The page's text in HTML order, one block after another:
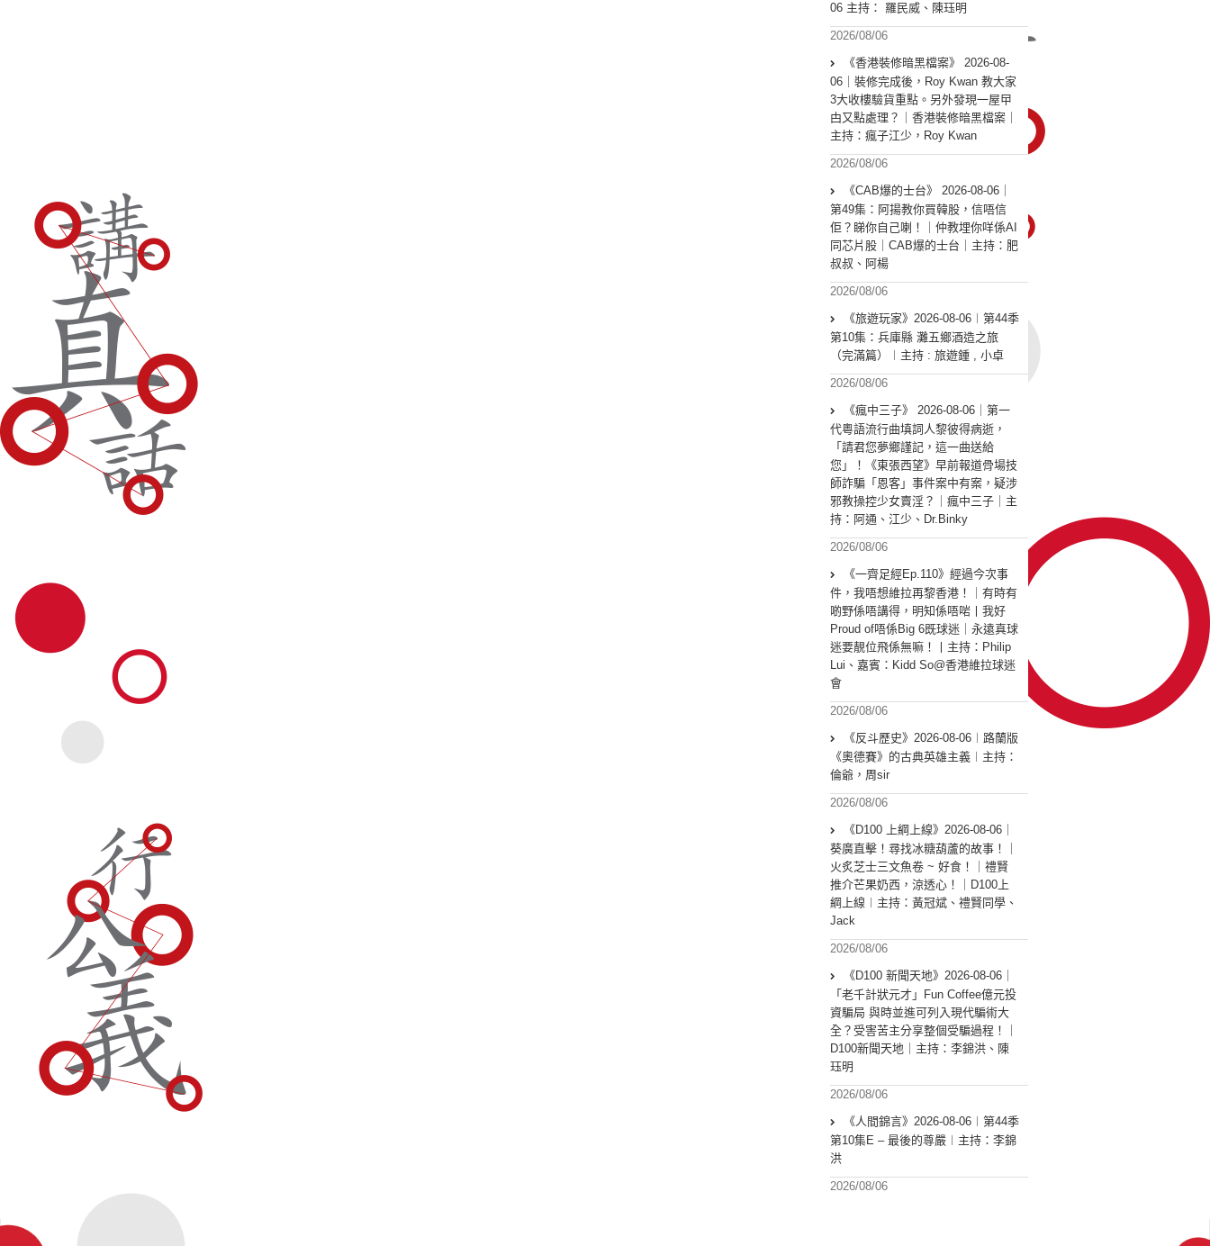
06 主持： 羅民威、陳珏明
2026/08/06
《香港裝修暗黑檔案》 2026-08-
06｜裝修完成後，Roy Kwan 教大家
3大收樓驗貨重點。另外發現一屋曱
甴又點處理？｜香港裝修暗黑檔案｜
主持：瘋子江少，Roy Kwan
2026/08/06
《CAB爆的士台》 2026-08-06｜
第49集：阿揚教你買韓股，信唔信
佢？睇你自己喇！｜仲教埋你咩係AI
同芯片股｜CAB爆的士台｜主持：肥
叔叔、阿楊
2026/08/06
《旅遊玩家》2026-08-06︱第44季
第10集：兵庫縣 灘五鄉酒造之旅
（完滿篇）︱主持 : 旅遊鍾 , 小卓
2026/08/06
《瘋中三子》 2026-08-06｜第一
代粵語流行曲填詞人黎彼得病逝，
「請君您夢鄉謹記，這一曲送給
您」！《東張西望》早前報道骨場技
師詐騙「恩客」事件案中有案，疑涉
邪教操控少女賣淫？｜瘋中三子｜主
持：阿通、江少、Dr.Binky
2026/08/06
《一齊足經Ep.110》經過今次事
件，我唔想維拉再黎香港！｜有時有
啲野係唔講得，明知係唔啱丨我好
Proud of唔係Big 6既球迷｜永遠真球
迷要靚位飛係無嘛！丨主持：Philip
Lui、嘉賓：Kidd So@香港維拉球迷
會
2026/08/06
《反斗歷史》2026-08-06︱路蘭版
《奧德賽》的古典英雄主義︱主持：
倫爺，周sir
2026/08/06
《D100 上綱上線》2026-08-06｜
葵廣直擊！尋找冰糖葫蘆的故事！｜
火炙芝士三文魚卷 ~ 好食！｜禮賢
推介芒果奶西，涼透心！｜D100上
綱上線︱主持：黃冠斌、禮賢同學、
Jack
2026/08/06
《D100 新聞天地》2026-08-06｜
「老千計狀元才」Fun Coffee億元投
資騙局 與時並進可列入現代騙術大
全？受害苦主分享整個受騙過程！｜
D100新聞天地｜主持：李錦洪、陳
珏明
2026/08/06
《人間錦言》2026-08-06︱第44季
第10集E – 最後的尊嚴︱主持：李錦
洪
2026/08/06